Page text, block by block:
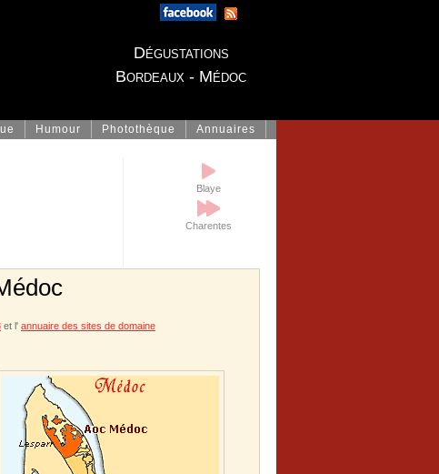
Dégustations
Bordeaux - Médoc
Humour Photothèque Annuaires
Blaye
Charentes
et l' annuaire des sites de domaine